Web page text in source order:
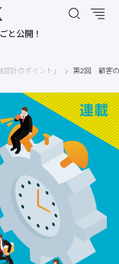
と公開！
計のポイント」 第2回 顧客の